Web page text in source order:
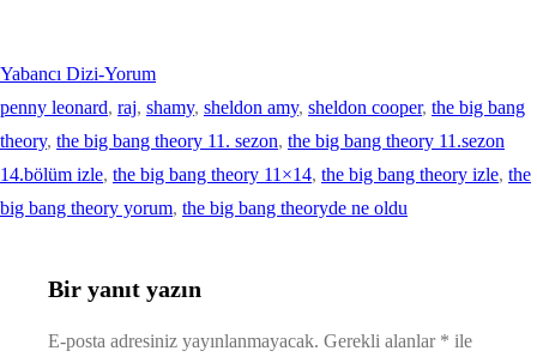
Yabancı Dizi-Yorum
penny leonard, raj, shamy, sheldon amy, sheldon cooper, the big bang
theory, the big bang theory 11. sezon, the big bang theory 11.sezon
14.bölüm izle, the big bang theory 11×14, the big bang theory izle, the
big bang theory yorum, the big bang theoryde ne oldu
Bir yanıt yazın
E-posta adresiniz yayınlanmayacak. Gerekli alanlar * ile